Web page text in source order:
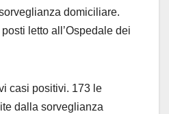
domiciliare.
letto all’Ospedale dei
casi positivi. 173 le
dalla sorveglianza